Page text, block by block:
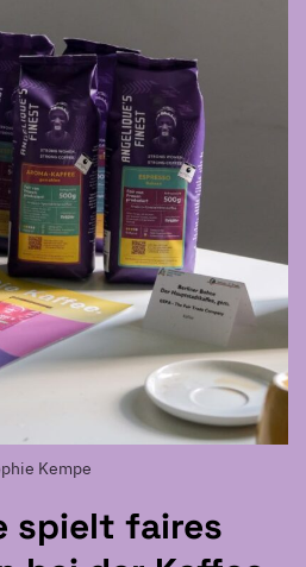
spielt faires
Kempe